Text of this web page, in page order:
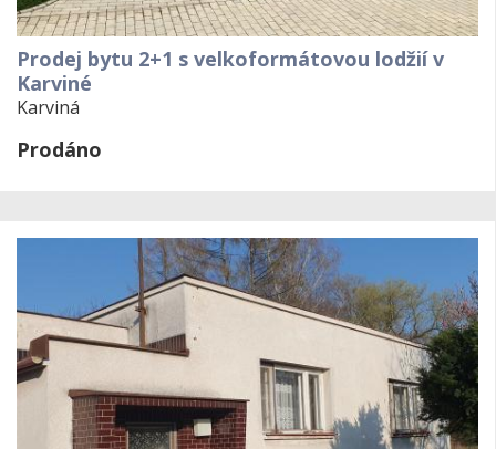
Prodej bytu 2+1 s velkoformátovou lodžií v
Karviné
Karviná
Prodáno